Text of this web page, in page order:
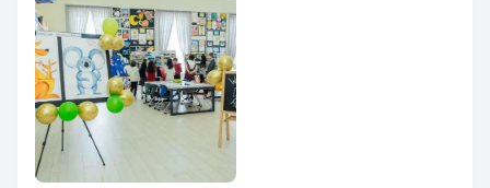
Петербург